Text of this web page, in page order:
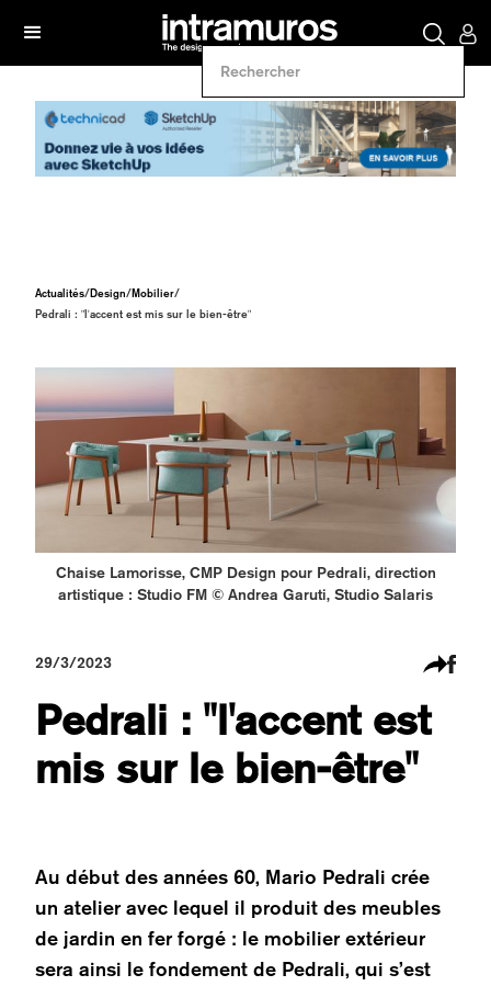
Actualités/Design/Mobilier/
Pedrali : "l'accent est mis sur le bien-être"
Chaise Lamorisse, CMP Design pour Pedrali, direction
artistique : Studio FM © Andrea Garuti, Studio Salaris
29/3/2023
Pedrali : "l'accent est
mis sur le bien-être"
Au début des années 60, Mario Pedrali crée
un atelier avec lequel il produit des meubles
de jardin en fer forgé : le mobilier extérieur
sera ainsi le fondement de Pedrali, qui s’est